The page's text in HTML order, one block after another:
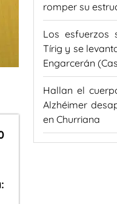
romper su
Los esfuerzos
Tírig y se
Engarcerán
Hallan el
Alzhéimer
en Churriana